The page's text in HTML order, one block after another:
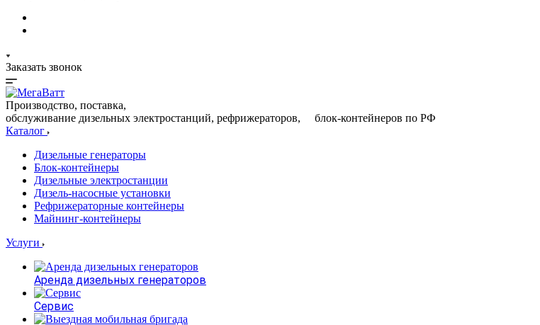
Заказать звонок
Производство, поставка,
обслуживание дизельных электростанций, рефрижераторов, блок-контейнеров по РФ
Каталог
Дизельные генераторы
Блок-контейнеры
Дизельные электростанции
Дизель-насосные установки
Рефрижераторные контейнеры
Майнинг-контейнеры
Услуги
Аренда дизельных генераторов
Сервис